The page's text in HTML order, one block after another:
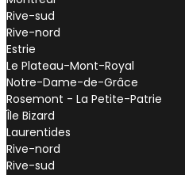
Rive-sud
Rive-nord
Estrie
Le Plateau-Mont-Royal
Notre-Dame-de-Grâce
Rosemont - La Petite-Patrie
Île Bizard
Laurentides
Rive-nord
Rive-sud